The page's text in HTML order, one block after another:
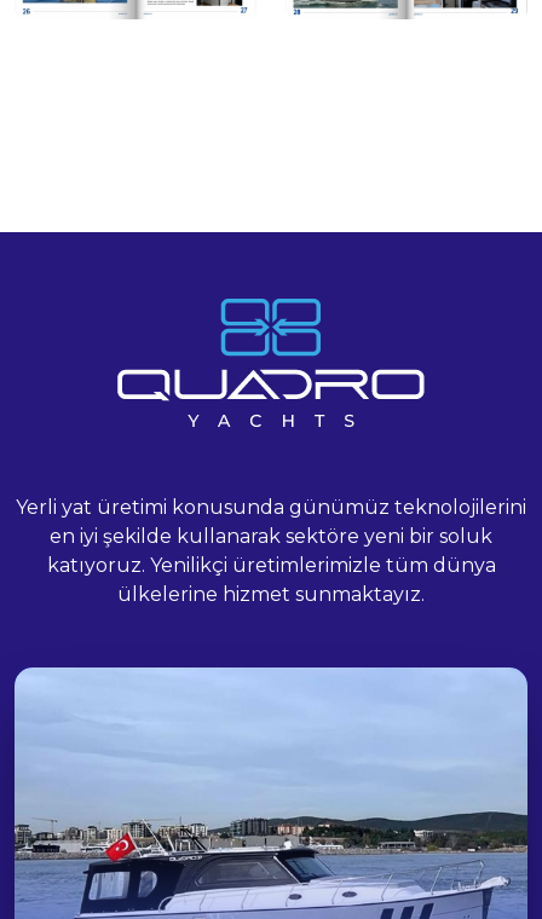
Yerli yat üretimi konusunda günümüz teknolojilerini
en iyi şekilde kullanarak sektöre yeni bir soluk
katıyoruz. Yenilikçi üretimlerimizle tüm dünya
ülkelerine hizmet sunmaktayız.